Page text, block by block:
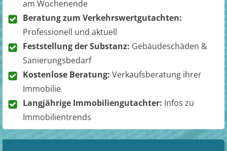
am Wochenende
Beratung zum Verkehrswertgutachten:
Professionell und aktuell
Feststellung der Substanz: Gebäudeschäden &
Sanierungsbedarf
Kostenlose Beratung: Verkaufsberatung ihrer
Immobilie
Langjährige Immobiliengutachter: Infos zu
Immobilientrends